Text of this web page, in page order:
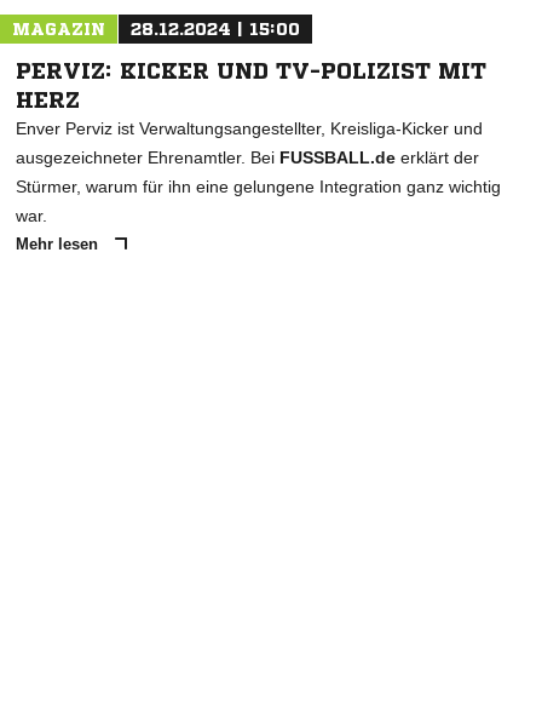
MAGAZIN 28.12.2024 | 15:00
PERVIZ: KICKER UND TV-POLIZIST MIT
HERZ
Enver Perviz ist Verwaltungsangestellter, Kreisliga-Kicker und
ausgezeichneter Ehrenamtler. Bei FUSSBALL.de erklärt der
Stürmer, warum für ihn eine gelungene Integration ganz wichtig
war.
Mehr lesen